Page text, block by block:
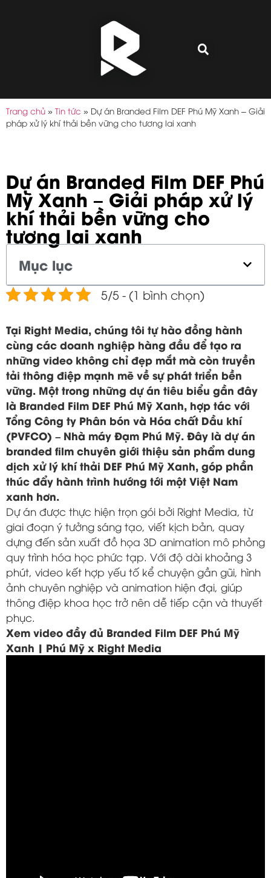
Trang chủ » Tin tức » Dự án Branded Film DEF Phú Mỹ Xanh – Giải
pháp xử lý khí thải bền vững cho tương lai xanh
Dự án Branded Film DEF Phú
Mỹ Xanh – Giải pháp xử lý
khí thải bền vững cho
tương lai xanh
Mục lục
5/5 - (1 bình chọn)
Tại Right Media, chúng tôi tự hào đồng hành
cùng các doanh nghiệp hàng đầu để tạo ra
những video không chỉ đẹp mắt mà còn truyền
tải thông điệp mạnh mẽ về sự phát triển bền
vững. Một trong những dự án tiêu biểu gần đây
là Branded Film DEF Phú Mỹ Xanh, hợp tác với
Tổng Công ty Phân bón và Hóa chất Dầu khí
(PVFCO) – Nhà máy Đạm Phú Mỹ. Đây là dự án
branded film chuyên giới thiệu sản phẩm dung
dịch xử lý khí thải DEF Phú Mỹ Xanh, góp phần
thúc đẩy hành trình hướng tới một Việt Nam
xanh hơn.
Dự án được thực hiện trọn gói bởi Right Media, từ
giai đoạn ý tưởng sáng tạo, viết kịch bản, quay
dựng đến sản xuất đồ họa 3D animation mô phỏng
quy trình hóa học phức tạp. Với độ dài khoảng 3
phút, video kết hợp yếu tố kể chuyện gần gũi, hình
ảnh chuyên nghiệp và animation hiện đại, giúp
thông điệp khoa học trở nên dễ tiếp cận và thuyết
phục.
Xem video đầy đủ Branded Film DEF Phú Mỹ
Xanh | Phú Mỹ x Right Media